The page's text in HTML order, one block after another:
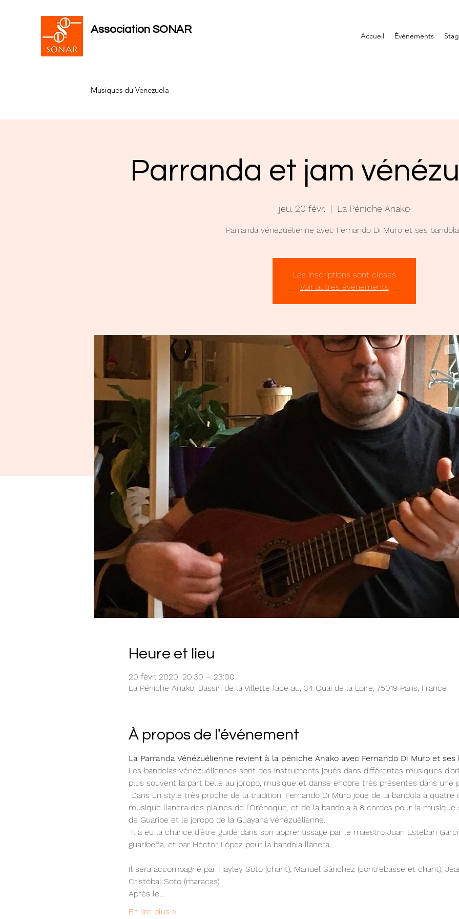
Association SONAR
Musiques du Venezuela
Accueil Événements
Parranda et jam
jeu. 20 févr.
  |
La Péniche Anako
Parranda vénézuélienne avec Fernando Di Muro et ses
Les inscriptions sont closes
Voir autres événements
Heure et lieu
20 févr. 2020, 20:30 – 23:00
La Péniche Anako, Bassin de la Villette face au, 34 Quai de la Loire, 75019 Paris, France
À propos de l'événement
La Parranda Vénézuélienne revient à la péniche Anako avec Fernando Di Muro et
Les bandolas vénézuéliennes sont des instruments joués dans différentes musiques
plus souvent la part belle au joropo, musique et danse encore très présentes dans une
musique llanera des plaines de l’Orénoque, et de la bandola à 8 cordes pour la
de Guaribe et le joropo de la Guayana vénézuélienne.
guaribeña, et par Héctor López pour la bandola llanera.
Il sera accompagné par Hayley Soto (chant), Manuel Sánchez (contrebasse et chant),
Cristóbal Soto (maracas).
Après le…
En lire plus >